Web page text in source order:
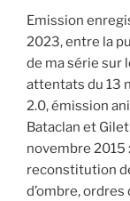
Emission
2023, entre la
de ma série sur
attentats du 13
2.0, émission
Bataclan et
novembre 2015
reconstitution
d’ombre,